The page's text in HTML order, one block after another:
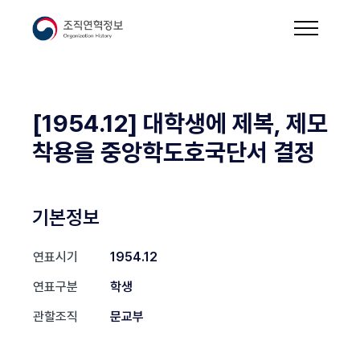
[1954.12] 대학생에 제복, 제모
착용을 중앙학도호국단서 결정
기본정보
연표시기
1954.12
연표구분
학생
관할조직
문교부